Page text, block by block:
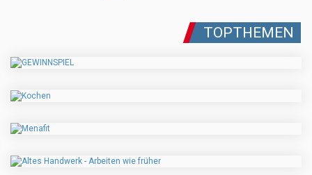
TOPTHEMEN